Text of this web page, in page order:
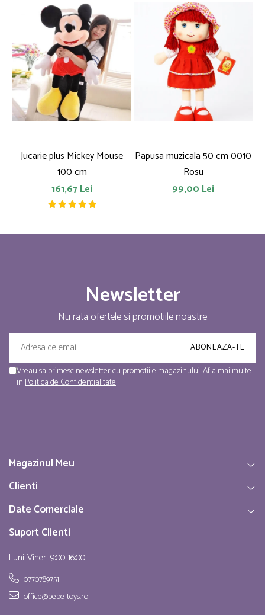
Jucarie plus Mickey Mouse
100 cm
161,67 Lei
Papusa muzicala 50 cm 0010
Rosu
99,00 Lei
Newsletter
Nu rata ofertele si promotiile noastre
Vreau sa primesc newsletter cu promotiile magazinului. Afla mai multe
inPolitica de Confidentialitate
Magazinul Meu
Clienti
Date Comerciale
Suport Clienti
Luni-Vineri 9:00-16:00
0770789751
office@bebe-toys.ro